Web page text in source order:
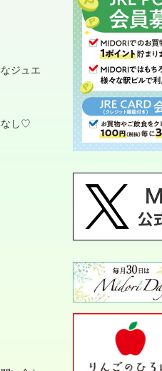
ジュエ
し♡